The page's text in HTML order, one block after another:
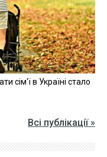
сім'ї в Україні стало
Всі публікації »